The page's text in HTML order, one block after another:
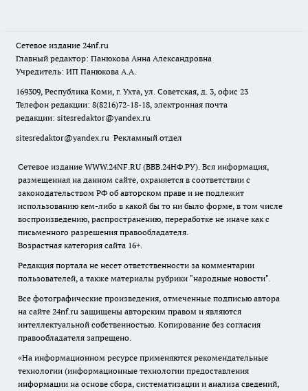
Сетевое издание 24nf.ru
Главный редактор: Панюкова Анна Александровна
Учредитель: ИП Панюкова А.А.
169309, Республика Коми, г. Ухта, ул. Советская, д. 3, офис 23
Телефон редакции: 8(8216)72-18-18, электронная почта
редакции: sitesredaktor@yandex.ru
sitesredaktor@yandex.ru Рекламный отдел
Сетевое издание WWW.24NF.RU (ВВВ.24НФ.РУ). Вся информация,
размещенная на данном сайте, охраняется в соответствии с
законодательством РФ об авторском праве и не подлежит
использованию кем-либо в какой бы то ни было форме, в том числе
воспроизведению, распространению, переработке не иначе как с
письменного разрешения правообладателя.
Возрастная категория сайта 16+.
Редакция портала не несет ответственности за комментарии
пользователей, а также материалы рубрики "народные новости".
Все фотографические произведения, отмеченные подписью автора
на сайте 24nf.ru защищены авторским правом и являются
интеллектуальной собственностью. Копирование без согласия
правообладателя запрещено.
«На информационном ресурсе применяются рекомендательные
технологии (информационные технологии предоставления
информации на основе сбора, систематизации и анализа сведений,